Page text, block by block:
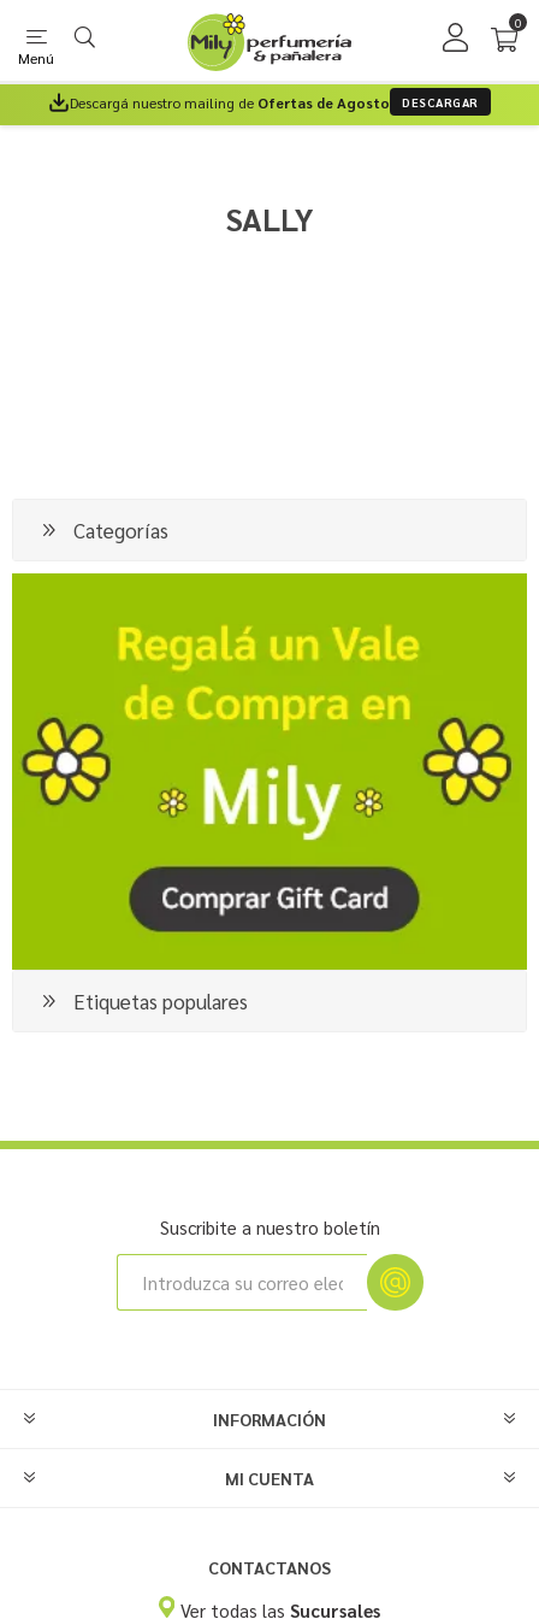
Menú
0
Descargá nuestro mailing de Ofertas de Agosto DESCARGAR
SALLY
Categorías
Etiquetas populares
Suscribite a nuestro boletín
INFORMACIÓN
MI CUENTA
CONTACTANOS
Ver todas lasSucursales